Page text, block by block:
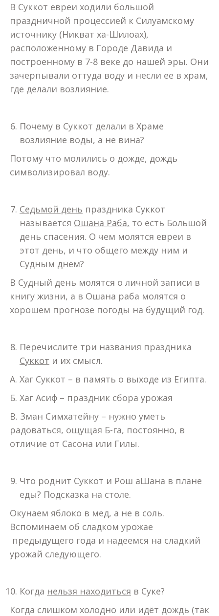
В Суккот евреи ходили большой
праздничной процессией к Силуамскому
источнику (Никват ха-Шилоах),
расположенному в Городе Давида и
построенному в 7-8 веке до нашей эры. Они
зачерпывали оттуда воду и несли ее в храм,
где делали возлияние.
Почему в Суккот делали в Храме
возлияние воды, а не вина?
Потому что молились о дожде, дождь
символизировал воду.
Седьмой день праздника Суккот
называется Ошана Раба, то есть Большой
день спасения. О чем молятся евреи в
этот день, и что общего между ним и
Судным днем?
В Судный день молятся о личной записи в
книгу жизни, а в Ошана раба молятся о
хорошем прогнозе погоды на будущий год.
Перечислите три названия праздника
Суккот и их смысл.
А. Хаг Суккот – в память о выходе из Египта.
Б. Хаг Асиф – праздник сбора урожая
В. Зман Симхатейну – нужно уметь
радоваться, ощущая Б-га, постоянно, в
отличие от Сасона или Гилы.
Что роднит Суккот и Рош аШана в плане
еды? Подсказка на столе.
Окунаем яблоко в мед, а не в соль.
Вспоминаем об сладком урожае
предыдущего года и надеемся на сладкий
урожай следующего.
Когда нельзя находиться в Суке?
Когда слишком холодно или идёт дождь (так